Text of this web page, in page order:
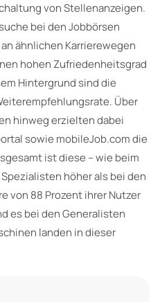
von Stellenanzeigen.
bei den Jobbörsen
ähnlichen Karrierewegen
hohen Zufriedenheitsgrad
Hintergrund sind die
Über
hinweg erzielten dabei
sowie mobileJob.com die
ist diese – wie beim
höher als bei den
von 88 Prozent ihrer Nutzer
es bei den Generalisten
landen in dieser